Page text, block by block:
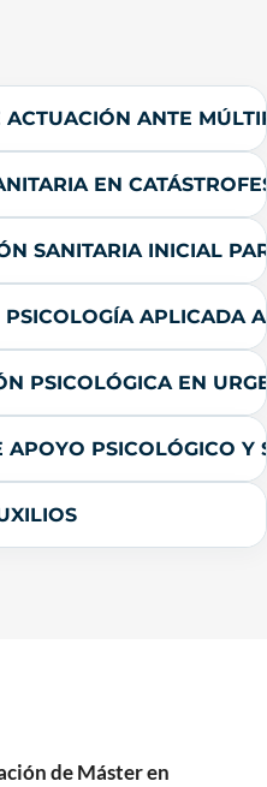
ACTUACIÓN ANTE
EN
SANITARIA INICIAL
APLICADA
PSICOLÓGICA EN
APOYO PSICOLÓGICO Y
de Máster en